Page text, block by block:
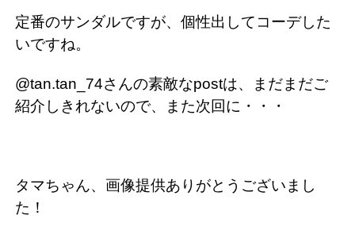
定番のサンダルですが、個性出してコーデした
いですね。
@tan.tan_74さんの素敵なpostは、まだまだご
紹介しきれないので、また次回に・・・
タマちゃん、画像提供ありがとうございまし
た！